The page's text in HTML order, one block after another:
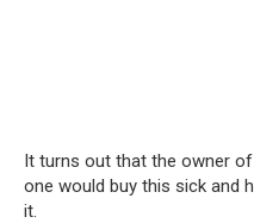
It turns out that the owner
one would buy this sick and
it.